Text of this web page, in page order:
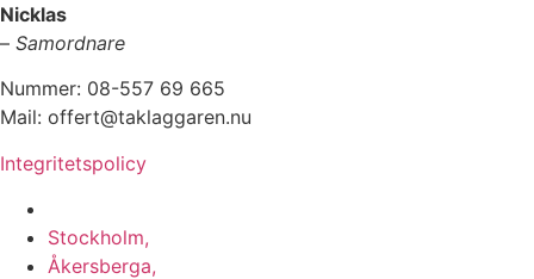
Nicklas
– Samordnare
Nummer: 08-557 69 665
Mail: offert@taklaggaren.nu
Integritetspolicy
Stockholm,
Åkersberga,